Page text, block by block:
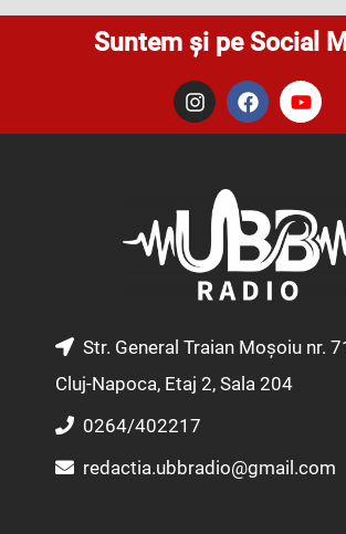
Suntem și pe Social
I
n
s
m
F
a
c
o
k
Y
o
u
e
Str. General Traian Moșoiu nr.
Cluj-Napoca, Etaj 2, Sala 204
0264/402217
redactia.ubbradio@gmail.com